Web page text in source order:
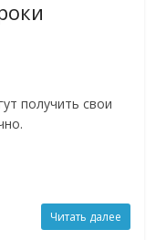
получить свои
Читать далее